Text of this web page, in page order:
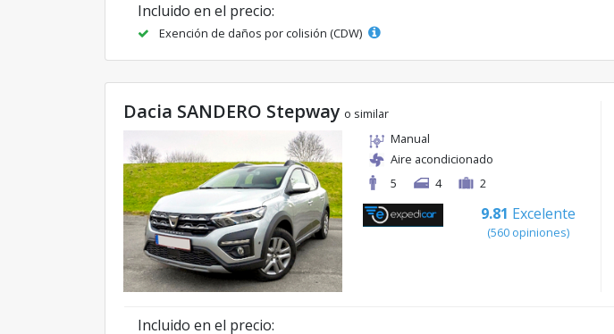
Incluido en el precio:
Exención de daños por colisión (CDW)
Dacia SANDERO Stepway o similar
Manual
Aire acondicionado
5
4 2
9.81 Excelente
(560 opiniones)
Incluido en el precio: